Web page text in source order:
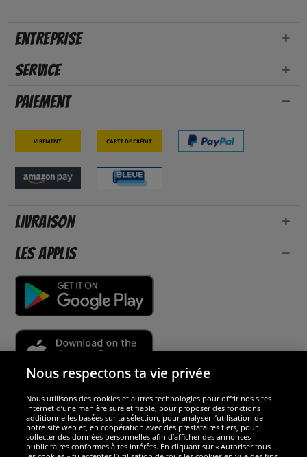
Entreprise
Service
Paiement
Virement Carte de crédit
Livraison
Les applis
Sécurité
Nous sommes excellents
Nous respectons ta vie privée
Nous utilisons des cookies et autres technologies pour offrir nos sites
Internet d’une manière sure et fiable, pour proposer des fonctions
additionnelles basées sur ta sélection, pour analyser l’utilisation de
notre site web et, en coopération avec des prestataires tiers, pour
collecter des données personnelles afin d’afficher des annonces
publicitaires conformes à tes intérêts. En cliquant sur « Autoriser tous